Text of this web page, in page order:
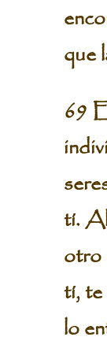
que
69
tí.
otro
tí, te
lo